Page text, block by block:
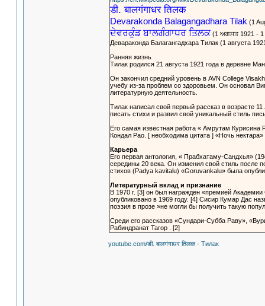
डी. बालगंगाधर तिलक
Devarakonda Balagangadhara Tilak (1
ਦੇਵਰਕੁੰਡ ਬਾਲਗੰਗਾਧਰ ਤਿਲਕ (1 ਅਗਸਤ 1921 - 1
Девараконда Балагангадхара Тилак (1 августа
Ранняя жизнь
Тилак родился 21 августа 1921 года в деревне
Он закончил средний уровень в AVN College
учебу из-за проблем со здоровьем. Он основал
литературную деятельность.
Тилак написал свой первый рассказ в возрасте
писать стихи и развил свой уникальный стиль
Его самая известная работа « Амрутам Курисина
Кондал Рао. [ необходима цитата ] «Ночь
Карьера
Его первая антология, « Прабхатаму-Сандхья»
середины 20 века. Он изменил свой стиль после
стихов (Padya kavitalu) «Goruvankalu» была
Литературный вклад и признание
В 1970 г. [3] он был награжден «премией
опубликовано в 1969 году. [4] Сисир Кумар Дас
поэзия в прозе »не могли бы получить такую
Среди его рассказов «Сундари-Субба Раву»,
Рабиндранат Тагор . [2]
youtube.com/डी. बालगंगाधर तिलक - Тилак